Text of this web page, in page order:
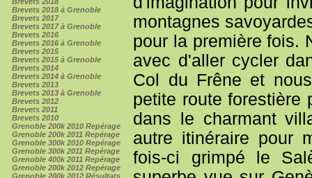
Brevets 2018 à Grenoble
Brevets 2017
Brevets 2017 à Grenoble
Brevets 2016
Brevets 2016 à Grenoble
Brevets 2015
Brevets 2015 à Grenoble
Brevets 2014
Brevets 2014 à Grenoble
Brevets 2013
Brevets 2013 à Grenoble
Brevets 2012
Brevets 2011
Brevets 2010
Grenoble 200k 2010 Repérage
Grenoble 200k 2011 Repérage
Grenoble 300k 2010 Repérage
Grenoble 300k 2011 Repérage
Grenoble 400k 2011 Repérage
Grenoble 200k 2012 Repérage
Grenoble 200k 2012 Résultats
montagnes
pour la première fois.
avec d'aller cycler
Col du Frêne et
petite route forestière
dans le charmant
autre itinéraire pour
fois-ci grimpé le